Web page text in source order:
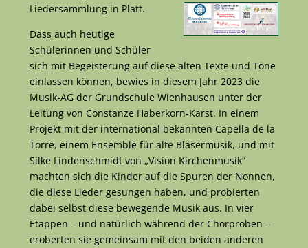
Liedersammlung in Platt.
Dass auch heutige
Schülerinnen und Schüler
sich mit Begeisterung auf diese alten Texte und Töne
einlassen können, bewies in diesem Jahr 2023 die
Musik-AG der Grundschule Wienhausen unter der
Leitung von Constanze Haberkorn-Karst. In einem
Projekt mit der international bekannten Capella de la
Torre, einem Ensemble für alte Bläsermusik, und mit
Silke Lindenschmidt von „Vision Kirchenmusik“
machten sich die Kinder auf die Spuren der Nonnen,
die diese Lieder gesungen haben, und probierten
dabei selbst diese bewegende Musik aus. In vier
Etappen – und natürlich während der Chorproben –
eroberten sie gemeinsam mit den beiden anderen